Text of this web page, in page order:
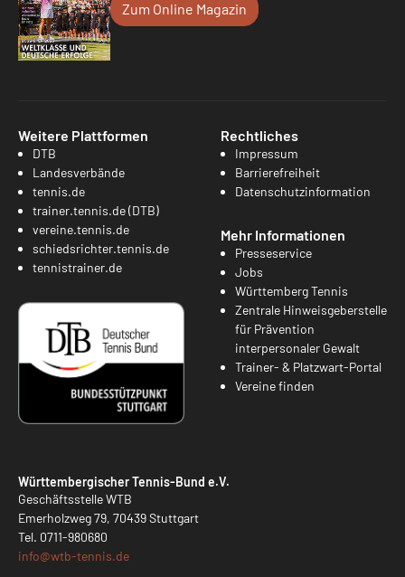
Zum Online Magazin
Weitere Plattformen
DTB
Landesverbände
tennis.de
trainer.tennis.de (DTB)
vereine.tennis.de
schiedsrichter.tennis.de
tennistrainer.de
Rechtliches
Impressum
Barrierefreiheit
Datenschutzinformation
Mehr Informationen
Presseservice
Jobs
Württemberg Tennis
Zentrale Hinweisgeberstelle
für Prävention
interpersonaler Gewalt
Trainer- & Platzwart-Portal
Vereine finden
Württembergischer Tennis-Bund e.V.
Geschäftsstelle WTB
Emerholzweg 79, 70439 Stuttgart
Tel. 0711-980680
info@wtb-tennis.de